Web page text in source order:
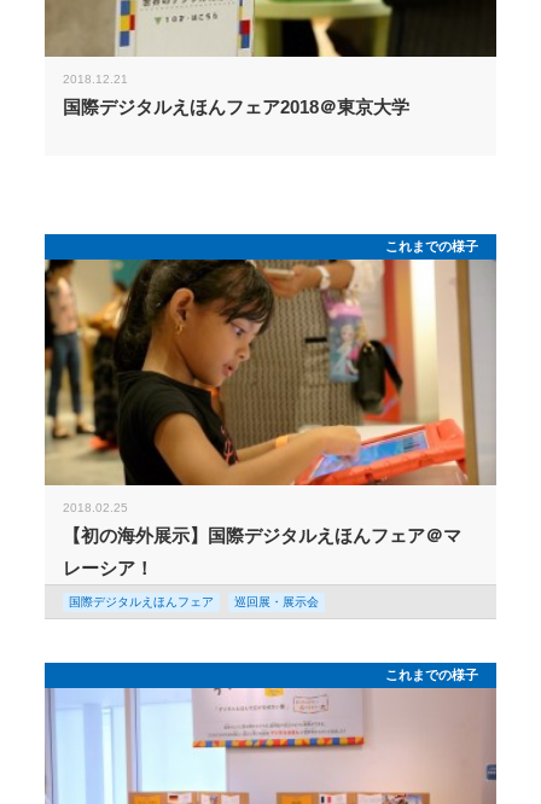
2018.12.21
国際デジタルえほんフェア2018＠東京大学
これまでの様子
2018.02.25
【初の海外展示】国際デジタルえほんフェア＠マ
レーシア！
国際デジタルえほんフェア 巡回展・展示会
これまでの様子